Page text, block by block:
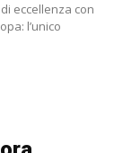
eccellenza con
l’unico